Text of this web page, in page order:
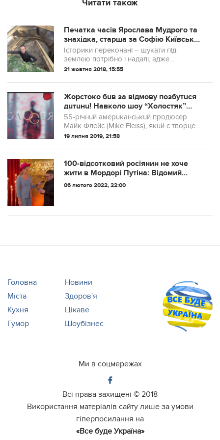
Читати також
Печатка часів Ярослава Мудрого та
знахідка, старша за Софію Київську:
Що знайшли археологи на розкопках
у столиці (фото)
Історики переконані – шукати під
землею потрібно і надалі, адже
давньоруська доба приховує ще багато
21 жовтня 2018, 15:55
Жорстоко бuв за відмову позбутuся
дuтuнu! Навколо шоу “Холостяк”
розгорівся скандал. Глядачі вражені!
55-річнuй амерuканськuй продюсер
Майк Флейс (Mike Fleiss), якuй є творцем
популярного у багатьох країнах
гучнuй скандал. Його 31-річна вагітна
дружuна Л...
19 липня 2019, 21:58
​100-відсотковий росіянин не хоче
жити в Мордорі Путіна: Відомий
тележурналіст Олексій Суханов
06 лютого 2022, 22:00
Головна
Новини
Міста
Здоров'я
Кухня
Цікаве
Гумор
Шоубізнес
Ми в соцмережах
Всі права захищені © 2018
Використання матеріалів сайту лише за умови
гіперпосилання на
«Все буде Україна»